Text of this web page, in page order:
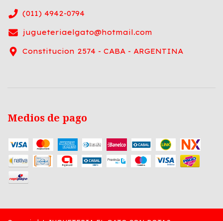
(011) 4942-0794
jugueteriaelgato@hotmail.com
Constitucion 2574 - CABA - ARGENTINA
Medios de pago